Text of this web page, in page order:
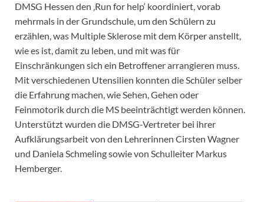
DMSG Hessen den ‚Run for help‘ koordiniert, vorab
mehrmals in der Grundschule, um den Schülern zu
erzählen, was Multiple Sklerose mit dem Körper anstellt,
wie es ist, damit zu leben, und mit was für
Einschränkungen sich ein Betroffener arrangieren muss.
Mit verschiedenen Utensilien konnten die Schüler selber
die Erfahrung machen, wie Sehen, Gehen oder
Feinmotorik durch die MS beeinträchtigt werden können.
Unterstützt wurden die DMSG-Vertreter bei ihrer
Aufklärungsarbeit von den Lehrerinnen Cirsten Wagner
und Daniela Schmeling sowie von Schulleiter Markus
Hemberger.